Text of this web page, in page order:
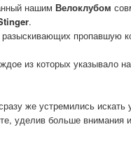
нашим Велоклубом
.
пропавшую
из которых указывало
же устремились
уделив больше внимания